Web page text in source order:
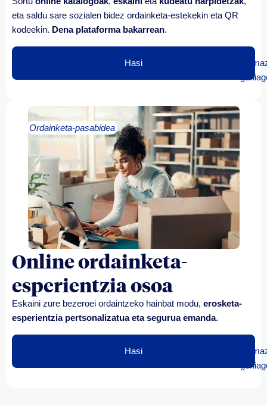
eta saldu sare sozialen bidez ordainketa-estekekin eta QR
kodeekin. Dena plataforma bakarrean.
Hasi
Ordainketa-pasabidea
Online ordainketa-
esperientzia osoa
Eskaini zure bezeroei ordaintzeko hainbat modu, erosketa-
esperientzia pertsonalizatua eta seguruaemanda.
Hasi